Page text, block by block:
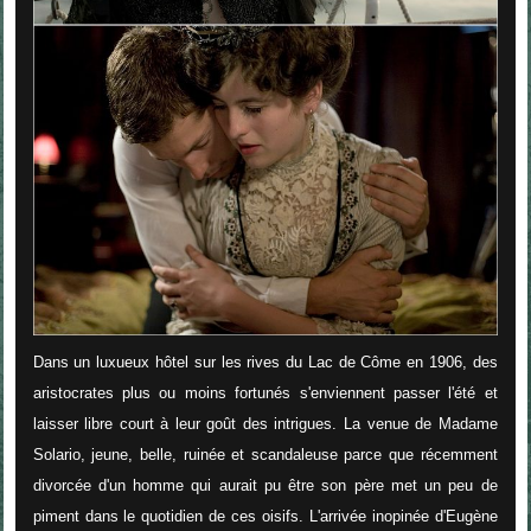
Dans un luxueux hôtel sur les rives du Lac de Côme en 1906, des
aristocrates plus ou moins fortunés s'enviennent passer l'été et
laisser libre court à leur goût des intrigues. La venue de Madame
Solario, jeune, belle, ruinée et scandaleuse parce que récemment
divorcée d'un homme qui aurait pu être son père met un peu de
piment dans le quotidien de ces oisifs. L'arrivée inopinée d'Eugène